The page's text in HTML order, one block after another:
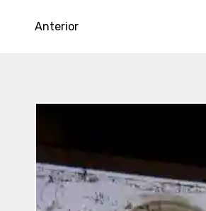
Anterior
Recientes